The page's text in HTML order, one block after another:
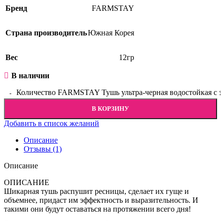
Бренд FARMSTAY
Страна производительЮжная Корея
Вес 12гр
В наличии
Количество FARMSTAY Тушь ультра-черная водостойкая
В КОРЗИНУ
Добавить в список желаний
Описание
Отзывы (1)
Описание
ОПИСАНИЕ
Шикарная тушь распушит ресницы, сделает их гуще и
объемнее, придаст им эффектность и выразительность. И
такими они будут оставаться на протяжении всего дня!